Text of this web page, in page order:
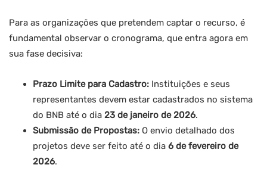
Para as organizações que pretendem captar o recurso, é
fundamental observar o cronograma, que entra agora em
sua fase decisiva:
Prazo Limite para Cadastro: Instituições e seus
representantes devem estar cadastrados no sistema
do BNB até o dia 23 de janeiro de 2026.
Submissão de Propostas: O envio detalhado dos
projetos deve ser feito até o dia 6 de fevereiro de
2026.